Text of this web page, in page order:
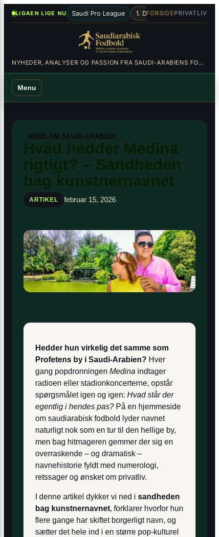
SpringLIGAEN LIGE NU Saudi Pro League 1. Division Al-Hilal•Al-
FORSIDEPRIVATLIV
NYHEDER, ANALYSER OG PASSION FRA SAUDI-ARABIENS FODBOLDBANER
Menu
MERE OM SAUDI-ARABIEN
Hvad hedder Medina
rigtigt? – Sandheden
bag kunstnernavnet
ARTIKEL februar 15, 2026
Hedder hun virkelig det samme som
Profetens by i Saudi-Arabien? Hver
gang popdronningen Medina indtager
radioen eller stadionkoncerterne, opstår
spørgsmålet igen og igen: Hvad står der
egentlig i hendes pas? På en hjemmeside
om saudiarabisk fodbold lyder navnet
naturligt nok som en tur til den hellige by,
men bag hitmageren gemmer der sig en
overraskende – og dramatisk –
navnehistorie fyldt med numerologi,
retssager og ønsket om privatliv.
I denne artikel dykker vi ned i sandheden
bag kunstnernavnet, forklarer hvorfor hun
flere gange har skiftet borgerligt navn, og
sætter det hele ind i en større pop-kulturel